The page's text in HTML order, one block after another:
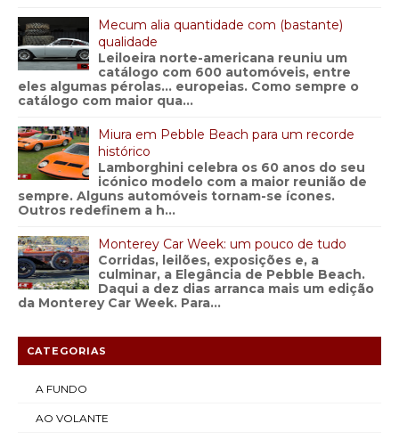
Mecum alia quantidade com (bastante)
qualidade
Leiloeira norte-americana reuniu um
catálogo com 600 automóveis, entre
eles algumas pérolas… europeias. Como sempre o
catálogo com maior qua...
Miura em Pebble Beach para um recorde
histórico
Lamborghini celebra os 60 anos do seu
icónico modelo com a maior reunião de
sempre. Alguns automóveis tornam-se ícones.
Outros redefinem a h...
Monterey Car Week: um pouco de tudo
Corridas, leilões, exposições e, a
culminar, a Elegância de Pebble Beach.
Daqui a dez dias arranca mais um edição
da Monterey Car Week. Para...
CATEGORIAS
A FUNDO
AO VOLANTE